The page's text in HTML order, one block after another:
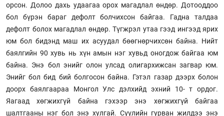
орсон. Долоо дахь удаагаа орох магадлал өндөр. Дотооддоо
бол бүрэн бараг дефолт болчихсон байгаа. Гадна талдаа
дефолт болох магадлал өндөр. Түгжрэл утаа гээд ингээд ярих
юм бол бидэнд маш их асуудал бөөгнөрчихсөн байна. Нийт
баялгийн 90 хувь нь хүн амын нэг хувьд оногдож байгаа юм
байна. Энэ бол энийг олон улсад олигархижсан загвар юм.
Энийг бол бид бий болгосон байна. Гэтэл газар дээрх болон
доорх баялгаараа Монгол Улс дэлхийд эхний 10- т ордог.
Яагаад хөгжихгүй байна гэхээр энэ хөгжихгүй байгаа
шалтгааны нэг бол энэ хулгай. Сүүлийн гурван жилдээ энэ